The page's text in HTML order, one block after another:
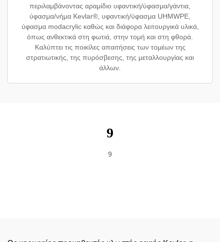
περιλαμβάνοντας αραμίδιο υφαντική/ύφασμα/γάντια,
ύφασμα/νήμα Kevlar®, υφαντική/ύφασμα UHMWPE,
ύφασμα modacrylic καθώς και διάφορα λειτουργικά υλικά,
όπως ανθεκτικά στη φωτιά, στην τομή και στη φθορά.
Καλύπτει τις ποικίλες απαιτήσεις των τομέων της
στρατιωτικής, της πυρόσβεσης, της μεταλλουργίας και
άλλων.
9
9